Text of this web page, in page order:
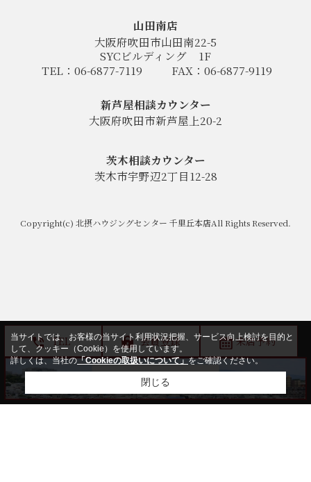
山田南店
大阪府吹田市山田南22-5
SYCビルディング
1F
TEL：06-6877-7119
FAX：06-6877-9119
新芦屋相談カウンター
大阪府吹田市新芦屋上20-2
茨木相談カウンター
茨木市宇野辺2丁目12-28
Copyright(c) 北摂ハウジングセンター 千里丘本店All Rights Reserved.
TEL 会員登録 来店予約
当サイトでは、お客様の当サイト利用状況把握、サービス向上検討を目的と
して、クッキー（Cookie）を使用しています。
詳しくは、当社の「Cookieの取扱いについて」をご確認ください。
閉じる